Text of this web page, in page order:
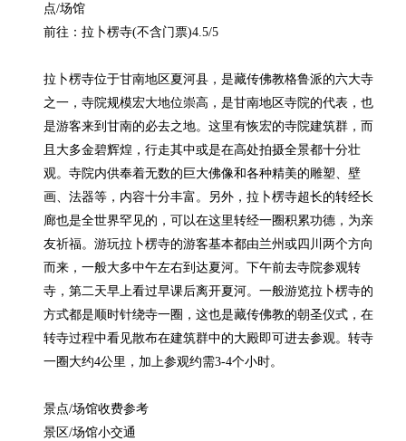
点/场馆
前往：拉卜楞寺(不含门票)4.5/5
拉卜楞寺位于甘南地区夏河县，是藏传佛教格鲁派的六大寺
之一，寺院规模宏大地位崇高，是甘南地区寺院的代表，也
是游客来到甘南的必去之地。这里有恢宏的寺院建筑群，而
且大多金碧辉煌，行走其中或是在高处拍摄全景都十分壮
观。寺院内供奉着无数的巨大佛像和各种精美的雕塑、壁
画、法器等，内容十分丰富。另外，拉卜楞寺超长的转经长
廊也是全世界罕见的，可以在这里转经一圈积累功德，为亲
友祈福。游玩拉卜楞寺的游客基本都由兰州或四川两个方向
而来，一般大多中午左右到达夏河。下午前去寺院参观转
寺，第二天早上看过早课后离开夏河。一般游览拉卜楞寺的
方式都是顺时针绕寺一圈，这也是藏传佛教的朝圣仪式，在
转寺过程中看见散布在建筑群中的大殿即可进去参观。转寺
一圈大约4公里，加上参观约需3-4个小时。
景点/场馆收费参考
景区/场馆小交通